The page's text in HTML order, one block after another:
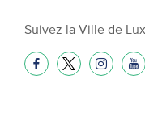
Suivez la Ville de